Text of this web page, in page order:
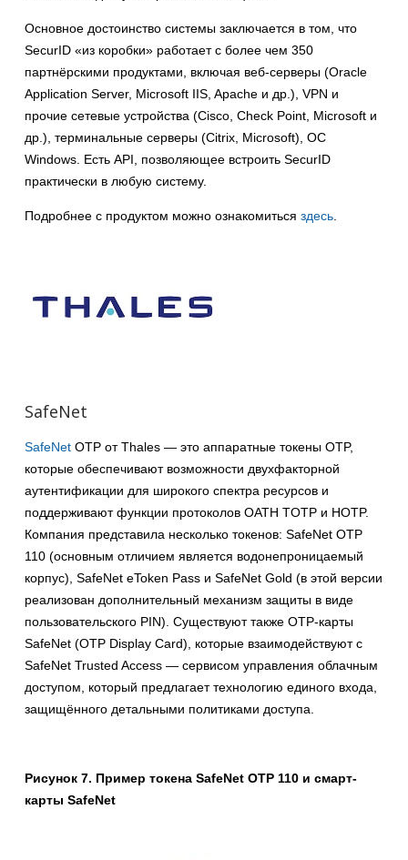
Основное достоинство системы заключается в том, что
SecurID «из коробки» работает с более чем 350
партнёрскими продуктами, включая веб-серверы (Oracle
Application Server, Microsoft IIS, Apache и др.), VPN и
прочие сетевые устройства (Cisco, Check Point, Microsoft и
др.), терминальные серверы (Citrix, Microsoft), ОС
Windows. Есть API, позволяющее встроить SecurID
практически в любую систему.
Подробнее с продуктом можно ознакомиться здесь.
SafeNet
SafeNet OTP от Thales — это аппаратные токены OTP,
которые обеспечивают возможности двухфакторной
аутентификации для широкого спектра ресурсов и
поддерживают функции протоколов OATH TOTP и HOTP.
Компания представила несколько токенов: SafeNet OTP
110 (основным отличием является водонепроницаемый
корпус), SafeNet eToken Pass и SafeNet Gold (в этой версии
реализован дополнительный механизм защиты в виде
пользовательского PIN). Существуют также OTP-карты
SafeNet (OTP Display Card), которые взаимодействуют с
SafeNet Trusted Access — сервисом управления облачным
доступом, который предлагает технологию единого входа,
защищённого детальными политиками доступа.
Рисунок 7. Пример токена SafeNet OTP 110 и смарт-
карты SafeNet